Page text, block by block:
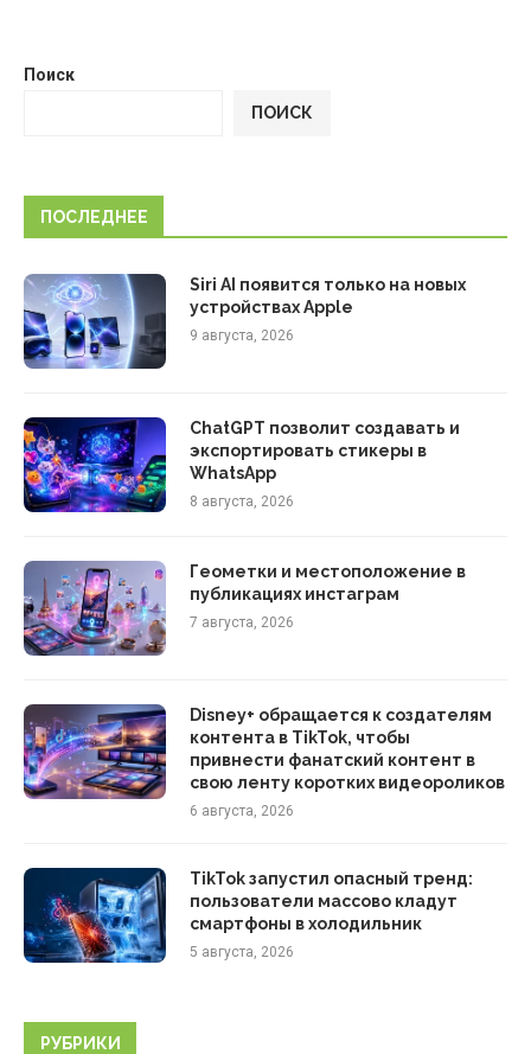
Поиск
ПОИСК
ПОСЛЕДНЕЕ
Siri AI появится только на новых
устройствах Apple
9 августа, 2026
ChatGPT позволит создавать и
экспортировать стикеры в
WhatsApp
8 августа, 2026
Геометки и местоположение в
публикациях инстаграм
7 августа, 2026
Disney+ обращается к создателям
контента в TikTok, чтобы
привнести фанатский контент в
свою ленту коротких видеороликов
6 августа, 2026
TikTok запустил опасный тренд:
пользователи массово кладут
смартфоны в холодильник
5 августа, 2026
РУБРИКИ